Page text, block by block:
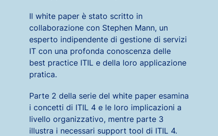
Il white paper è stato scritto in
collaborazione con Stephen Mann, un
esperto indipendente di gestione di servizi
IT con una profonda conoscenza delle
best practice ITIL e della loro applicazione
pratica.
Parte 2 della serie del white paper esamina
i concetti di ITIL 4 e le loro implicazioni a
livello organizzativo, mentre parte 3
illustra i necessari support tool di ITIL 4.